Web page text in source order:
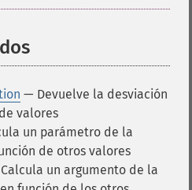
— Devuelve la desviación
valores
un parámetro de la
de otros valores
un argumento de la